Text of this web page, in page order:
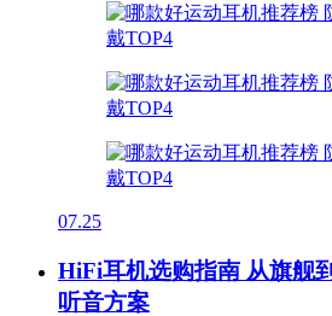
07.25
HiFi耳机选购指南 从旗舰
听音方案